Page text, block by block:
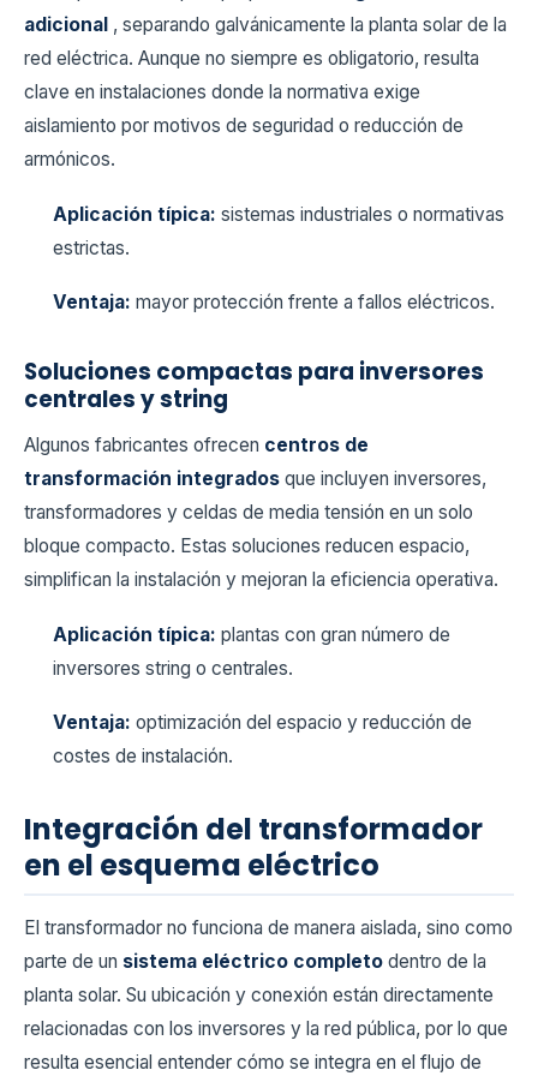
adicional , separando galvánicamente la planta solar de la
red eléctrica. Aunque no siempre es obligatorio, resulta
clave en instalaciones donde la normativa exige
aislamiento por motivos de seguridad o reducción de
armónicos.
Aplicación típica: sistemas industriales o normativas
estrictas.
Ventaja: mayor protección frente a fallos eléctricos.
Soluciones compactas para inversores
centrales y string
Algunos fabricantes ofrecen centros de
transformación integrados que incluyen inversores,
transformadores y celdas de media tensión en un solo
bloque compacto. Estas soluciones reducen espacio,
simplifican la instalación y mejoran la eficiencia operativa.
Aplicación típica: plantas con gran número de
inversores string o centrales.
Ventaja: optimización del espacio y reducción de
costes de instalación.
Integración del transformador
en el esquema eléctrico
El transformador no funciona de manera aislada, sino como
parte de un sistema eléctrico completo dentro de la
planta solar. Su ubicación y conexión están directamente
relacionadas con los inversores y la red pública, por lo que
resulta esencial entender cómo se integra en el flujo de